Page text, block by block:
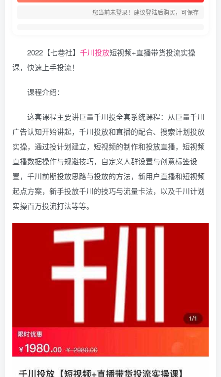
您当前未登录！建议登陆后购买，可保存
2022【七巷社】 千川投放短视频+直播带货投流实操
课，快速上手投流！
课程介绍：
这套课程主要讲巨量千川投全套系统课程：从巨量千川
广告认知开始讲起，千川投放和直播的配合、搜索计划投放
实操，通过投计划建立，短视频的制作和投放直播，短视频
直播数据操作与规避技巧，自定义人群设置与创意标签设
置，千川前期投放思路与投放的方法，新用户直播和短视频
起点方案，新手投放千川的技巧与流量卡法，以及千川计划
实操百万投流打法等等。